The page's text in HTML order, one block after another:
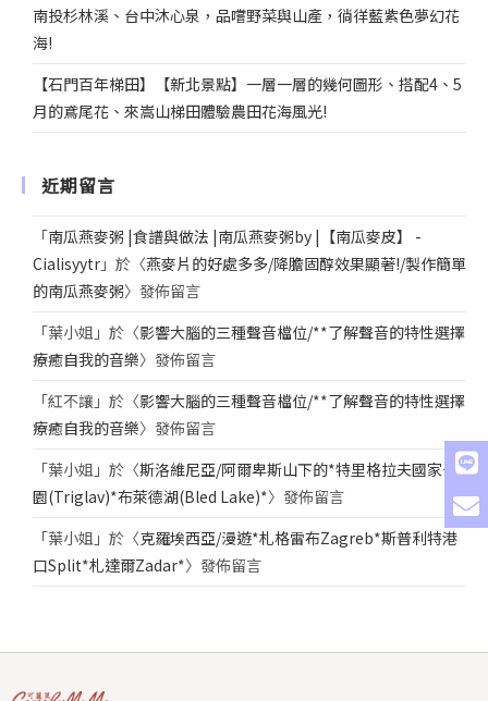
南投杉林溪、台中沐心泉，品嚐野菜與山產，徜徉藍紫色夢幻花
海!
【石門百年梯田】【新北景點】一層一層的幾何圖形、搭配4、5
月的鳶尾花、來嵩山梯田體驗農田花海風光!
近期留言
「南瓜燕麥粥 |食譜與做法 |南瓜燕麥粥by |【南瓜麥皮】 -
Cialisyytr 」於〈燕麥片的好處多多/降膽固醇效果顯著!/製作簡單
的南瓜燕麥粥〉發佈留言
「葉小姐 」於〈影響大腦的三種聲音檔位/**了解聲音的特性選擇
療癒自我的音樂〉發佈留言
「紅不讓 」於〈影響大腦的三種聲音檔位/**了解聲音的特性選擇
療癒自我的音樂〉發佈留言
「葉小姐 」於〈斯洛維尼亞/阿爾卑斯山下的*特里格拉夫國家公
園(Triglav)*布萊德湖(Bled Lake)*〉發佈留言
「葉小姐 」於〈克羅埃西亞/漫遊*札格雷布Zagreb*斯普利特港
口Split*札達爾Zadar*〉發佈留言